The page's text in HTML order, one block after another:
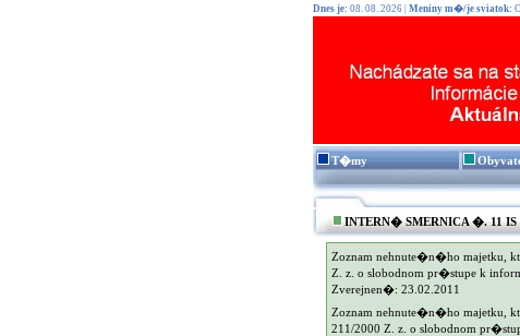
Dnes je: 08. 08. 2026 | Meniny m�/je sviatok:
T�my
INTERN� SMERNICA �. 11
Zoznam nehnute�n�ho majetku,
Z. z. o slobodnom pr�stupe k
Zverejnen�: 23.02.2011
Zoznam nehnute�n�ho majetku,
211/2000 Z. z. o slobodnom